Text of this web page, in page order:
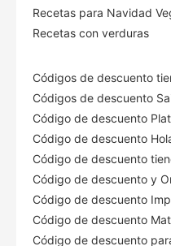
Recetas para Navidad
Recetas con verduras
Códigos de descuento
Códigos de descuento
Código de descuento
Código de descuento
Código de descuento
Código de descuento y
Código de descuento
Código de descuento
Código de descuento